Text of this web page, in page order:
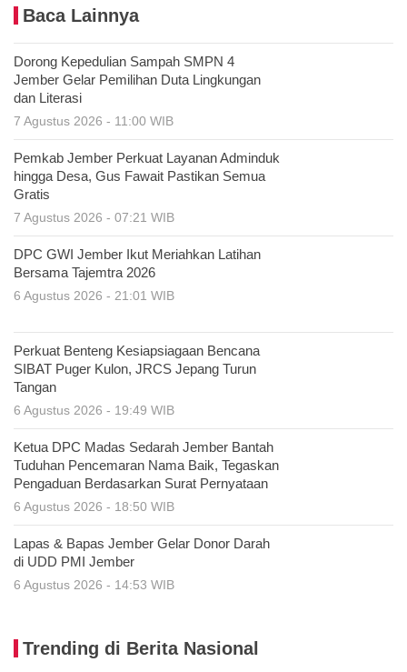
Baca Lainnya
Dorong Kepedulian Sampah SMPN 4
Jember Gelar Pemilihan Duta Lingkungan
dan Literasi
7 Agustus 2026 - 11:00 WIB
Pemkab Jember Perkuat Layanan Adminduk
hingga Desa, Gus Fawait Pastikan Semua
Gratis
7 Agustus 2026 - 07:21 WIB
DPC GWI Jember Ikut Meriahkan Latihan
Bersama Tajemtra 2026
6 Agustus 2026 - 21:01 WIB
Perkuat Benteng Kesiapsiagaan Bencana
SIBAT Puger Kulon, JRCS Jepang Turun
Tangan
6 Agustus 2026 - 19:49 WIB
Ketua DPC Madas Sedarah Jember Bantah
Tuduhan Pencemaran Nama Baik, Tegaskan
Pengaduan Berdasarkan Surat Pernyataan
6 Agustus 2026 - 18:50 WIB
Lapas & Bapas Jember Gelar Donor Darah
di UDD PMI Jember
6 Agustus 2026 - 14:53 WIB
Trending di Berita Nasional